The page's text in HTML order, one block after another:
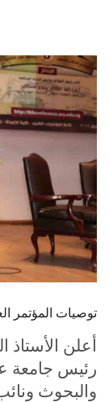
توصيات المؤتمر
أعلن الأستاذ
رئيس جامعة
والبحوث